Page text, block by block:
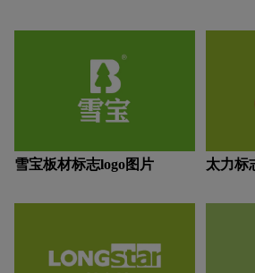
运动品牌logo设计
Y字母汉字酒店logo设计 支付logo
大秦人拧成了一根绳，共同为大秦的绿
色健康事业全倾全力。“质量优先、客
户满意、永续创新、团队精神、恪守诚
信、致力双赢”，这是大秦始终坚守的
企业价值观，也是大秦硅藻泥的文化建
心力，创造一个更为显赫的“大秦帝
国”。
雪宝板材标志logo图片 太力标